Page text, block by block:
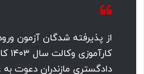
از پذیرفته شدگان آزمون
دادگستری مازندران دعوت